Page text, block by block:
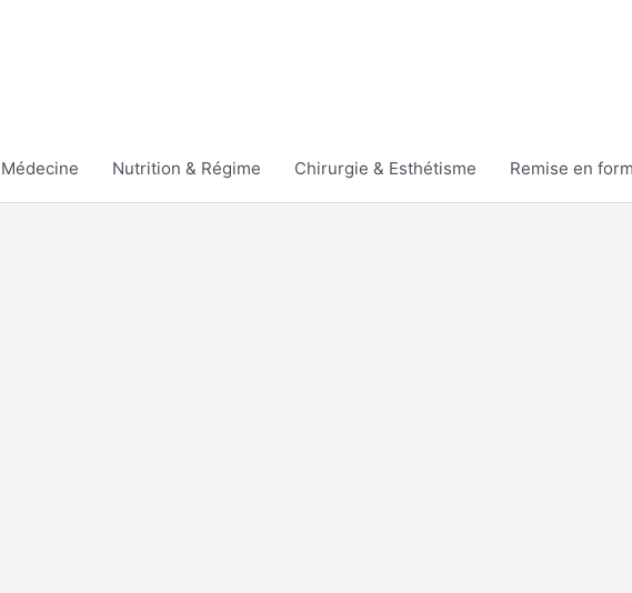
Médecine Nutrition & Régime Chirurgie & Esthétisme Remise en